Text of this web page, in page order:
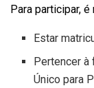
Para participar,
Estar
Pertencer à
Único para